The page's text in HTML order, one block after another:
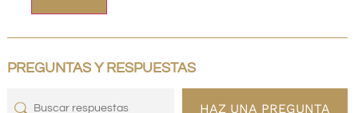
PREGUNTAS Y RESPUESTAS
HAZ UNA PREGUNTA